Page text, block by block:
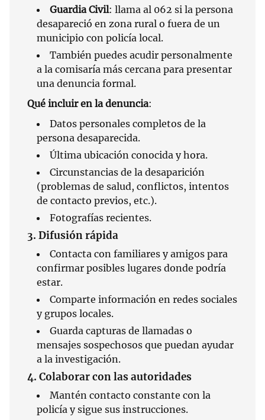
Guardia Civil: llama al 062 si la persona
desapareció en zona rural o fuera de un
municipio con policía local.
También puedes acudir personalmente
a la comisaría más cercana para presentar
una denuncia formal.
Qué incluir en la denuncia:
Datos personales completos de la
persona desaparecida.
Última ubicación conocida y hora.
Circunstancias de la desaparición
(problemas de salud, conflictos, intentos
de contacto previos, etc.).
Fotografías recientes.
3. Difusión rápida
Contacta con familiares y amigos para
confirmar posibles lugares donde podría
estar.
Comparte información en redes sociales
y grupos locales.
Guarda capturas de llamadas o
mensajes sospechosos que puedan ayudar
a la investigación.
4. Colaborar con las autoridades
Mantén contacto constante con la
policía y sigue sus instrucciones.